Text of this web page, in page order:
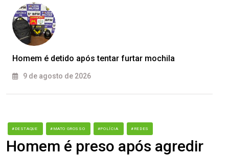
Homem é detido após tentar furtar mochila
9 de agosto de 2026
#DESTAQUE #MATO GROSSO #POLÍCIA #REDES
Homem é preso após agredir